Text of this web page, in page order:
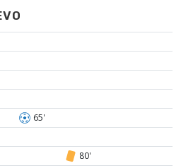
65'
80'